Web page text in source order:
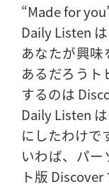
“Made for
Daily Listen
あなたが興
あるだろう
するのは
Daily Listen
にしたわけで
いわば、パ
ト版 Discover